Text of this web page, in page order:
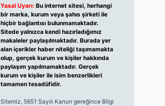
Yasal Uyarı: Bu internet sitesi, herhangi
bir marka, kurum veya şahıs şirketi ile
hiçbir bağlantısı bulunmamaktadır.
Sitede yalnızca kendi hazırladığımız
makaleler paylaşılmaktadır. Burada yer
alan içerikler haber niteliği taşımamakta
olup, gerçek kurum ve kişiler hakkında
paylaşım yapılmamaktadır. Gerçek
kurum ve kişiler ile isim benzerlikleri
tamamen tesadüfidir.
Sitemiz, 5651 Sayılı Kanun gereğince Bilgi